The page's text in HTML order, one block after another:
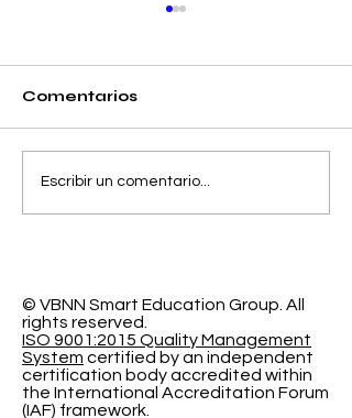
Separando la
Precisión y el Error
Comentarios
Escribir un comentario...
© VBNN Smart Education Group. All
rights reserved.
ISO 9001:2015 Quality Management
System certified by an independent
certification body accredited within
the International Accreditation Forum
(IAF) framework.